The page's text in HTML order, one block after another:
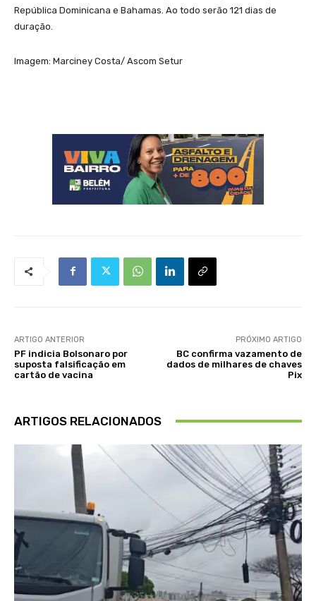
República Dominicana e Bahamas. Ao todo serão 121 dias de
duração.
Imagem: Marciney Costa/ Ascom Setur
ARTIGO ANTERIOR
PF indicia Bolsonaro por
suposta falsificação em
cartão de vacina
PRÓXIMO ARTIGO
BC confirma vazamento de
dados de milhares de chaves
Pix
ARTIGOS RELACIONADOS